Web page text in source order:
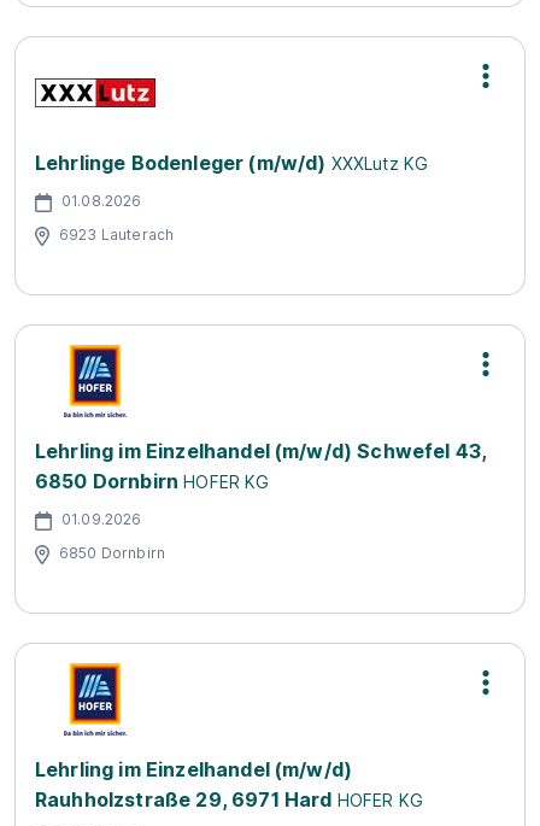
Lehrlinge Bodenleger (m/w/d) XXXLutz KG
01.08.2026
6923 Lauterach
Lehrling im Einzelhandel (m/w/d) Schwefel 43,
6850 Dornbirn HOFER KG
01.09.2026
6850 Dornbirn
Lehrling im Einzelhandel (m/w/d)
Rauhholzstraße 29, 6971 Hard HOFER KG